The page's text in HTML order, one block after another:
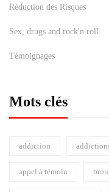
Réduction des Risques
Sex, drugs and rock'n roll
Témoignages
Mots clés
addiction
appel à témoin